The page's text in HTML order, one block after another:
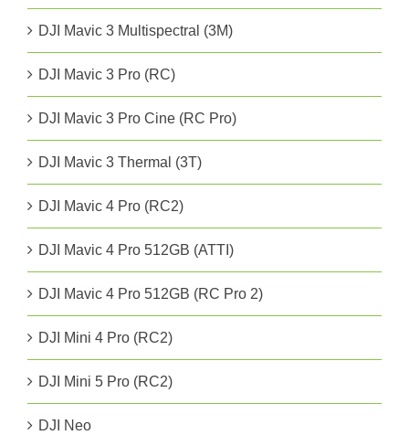
DJI Mavic 3 Multispectral (3M)
DJI Mavic 3 Pro (RC)
DJI Mavic 3 Pro Cine (RC Pro)
DJI Mavic 3 Thermal (3T)
DJI Mavic 4 Pro (RC2)
DJI Mavic 4 Pro 512GB (ATTI)
DJI Mavic 4 Pro 512GB (RC Pro 2)
DJI Mini 4 Pro (RC2)
DJI Mini 5 Pro (RC2)
DJI Neo